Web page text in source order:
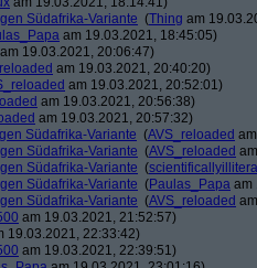
Südafrika-Variante (Thing am
am 19.03.2021, 18:45:05)
am 19.03.2021, 20:06:47)
am 19.03.2021, 20:40:20)
am 19.03.2021, 20:52:01)
am 19.03.2021, 20:56:38)
am 19.03.2021, 20:57:32)
Südafrika-Variante (AVS_reloaded
Südafrika-Variante (AVS_reloaded
Südafrika-Variante (
Südafrika-Variante (Paulas_Papa am
Südafrika-Variante (AVS_reloaded
am 19.03.2021, 21:52:57)
19.03.2021, 22:33:42)
am 19.03.2021, 22:39:51)